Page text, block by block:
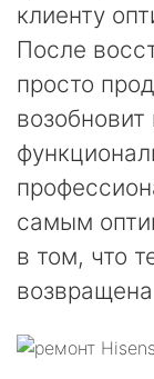
клиенту
После
просто
самым
в том, что